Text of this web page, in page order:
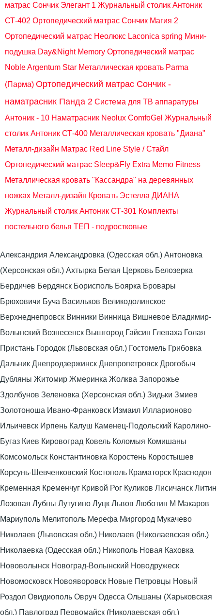
матрас Сончик Элегант 1 Журнальный столик Антоник
СТ-402 Ортопедический матрас Сончик Магия 2
Ортопедический матрас Неолюкс Laconica spring Мини-
подушка Day&Night Memory Ортопедический матрас
Noble Argentum Star Металлическая кровать Parma
(Парма) Ортопедический матрас Сончик -
наматрасник Панда 2 Система для ТВ аппаратуры
Антоник - 10 Наматрасник Neolux ComfoGel Журнальный
столик Антоник СТ-400 Металлическая кровать "Диана"
Металл-дизайн Матрас Red Line Style / Стайл
Ортопедический матрас Sleep&Fly Extra Memo Fitness
Металлическая кровать "Кассандра" на деревянных
ножках Металл-дизайн Кровать Эстелла ДИАНА
Журнальный столик Антоник СТ-301 Комплекты
постельного белья ТЕП - подростковые
Александрия Александровка (Одесская обл.) Антоновка
(Херсонская обл.) Ахтырка Белая Церковь Белозерка
Бердичев Бердянск Борисполь Боярка Бровары
Брюховичи Буча Васильков Великодолинское
Верхнеднепровск Винники Винница Вишневое Владимир-
Волынский Вознесенск Вышгород Гайсин Глеваха Голая
Пристань Городок (Львовская обл.) Гостомель Грибовка
Дальник Днепродзержинск Днепропетровск Дрогобыч
Дубляны Житомир Жмеринка Жолква Запорожье
Здолбунов Зеленовка (Херсонская обл.) Зидьки Змиев
Золотоноша Ивано-Франковск Измаил Илларионово
Ильичевск Ирпень Калуш Каменец-Подольский Каролино-
Бугаз Киев Кировоград Ковель Коломыя Комишаны
Комсомольск Константиновка Коростень Коростышев
Корсунь-Шевченковский Костополь Краматорск Краснодон
Кременная Кременчуг Кривой Рог Куликов Лисичанск Литин
Лозовая Лубны Лутугино Луцк Львов Люботин М Макаров
Мариуполь Мелитополь Мерефа Миргород Мукачево
Николаев (Львовская обл.) Николаев (Николаевская обл.)
Николаевка (Одесская обл.) Никополь Новая Каховка
Нововолынск Новоград-Волынский Новодружеск
Новомосковск Новояворовск Новые Петровцы Новый
Роздол Овидиополь Овруч Одесса Ольшаны (Харьковская
обл.) Павлоград Первомайск (Николаевская обл.)